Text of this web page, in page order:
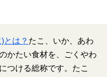
とは？ たこ、いか、あわ
かたい食材を、ごくやわ
つける総称です。たこ